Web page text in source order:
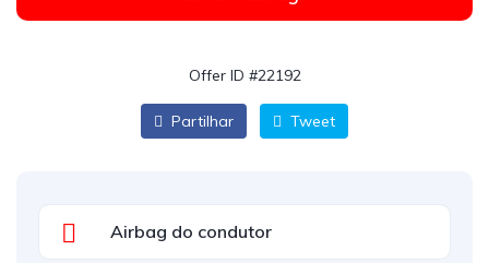
Offer ID #22192
Partilhar Tweet
Airbag do condutor